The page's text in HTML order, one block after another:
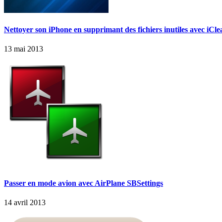
Nettoyer son iPhone en supprimant des fichiers inutiles avec
13 mai 2013
Passer en mode avion avec AirPlane SBSettings
14 avril 2013